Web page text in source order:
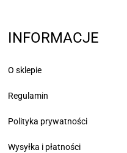
INFORMACJE
O sklepie
Regulamin
Polityka prywatności
Wysyłka i płatności